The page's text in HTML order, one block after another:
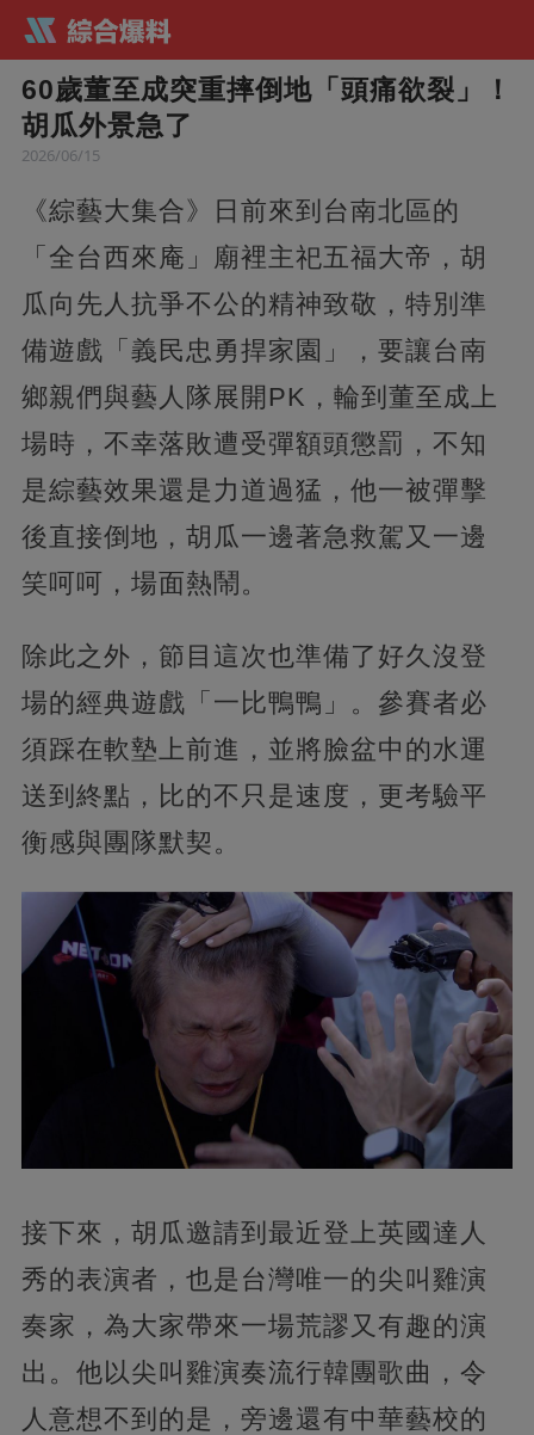
60歲董至成突重摔倒地「頭痛欲裂」！
胡瓜外景急了
2026/06/15
《綜藝大集合》日前來到台南北區的
「全台西來庵」廟裡主祀五福大帝，胡
瓜向先人抗爭不公的精神致敬，特別準
備遊戲「義民忠勇捍家園」，要讓台南
鄉親們與藝人隊展開PK，輪到董至成上
場時，不幸落敗遭受彈額頭懲罰，不知
是綜藝效果還是力道過猛，他一被彈擊
後直接倒地，胡瓜一邊著急救駕又一邊
笑呵呵，場面熱鬧。
除此之外，節目這次也準備了好久沒登
場的經典遊戲「一比鴨鴨」。參賽者必
須踩在軟墊上前進，並將臉盆中的水運
送到終點，比的不只是速度，更考驗平
衡感與團隊默契。
接下來，胡瓜邀請到最近登上英國達人
秀的表演者，也是台灣唯一的尖叫雞演
奏家，為大家帶來一場荒謬又有趣的演
出。他以尖叫雞演奏流行韓團歌曲，令
人意想不到的是，旁邊還有中華藝校的